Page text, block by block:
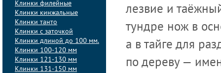
Клинки филейные
Клинки кинжальные
Клинки танто
Клинки с заточкой
Клинки длиной до 100 мм.
Клинки 100-120 мм
Клинки 121-130 мм
Клинки 131-150 мм
лезвие и
тундре нож в
а в тайге для
по дереву —